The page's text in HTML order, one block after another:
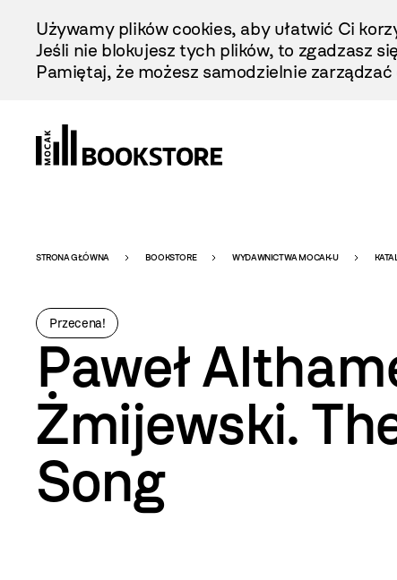
Treści
Używamy plików cookies, aby ułatwić Ci
Jeśli nie blokujesz tych plików, to zgadzasz
Pamiętaj, że możesz samodzielnie
Bookstore
-
szablon
szczegóły
STRONA GŁÓWNA BOOKSTORE WYDAWNICTWA MOCAK-U
Przecena!
Paweł
Żmijewski.
Song